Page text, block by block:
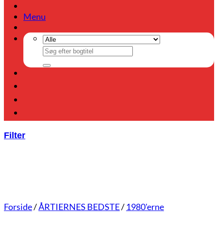
Menu
Søg
Filter
Forside/ÅRTIERNES BEDSTE/ 1980'erne